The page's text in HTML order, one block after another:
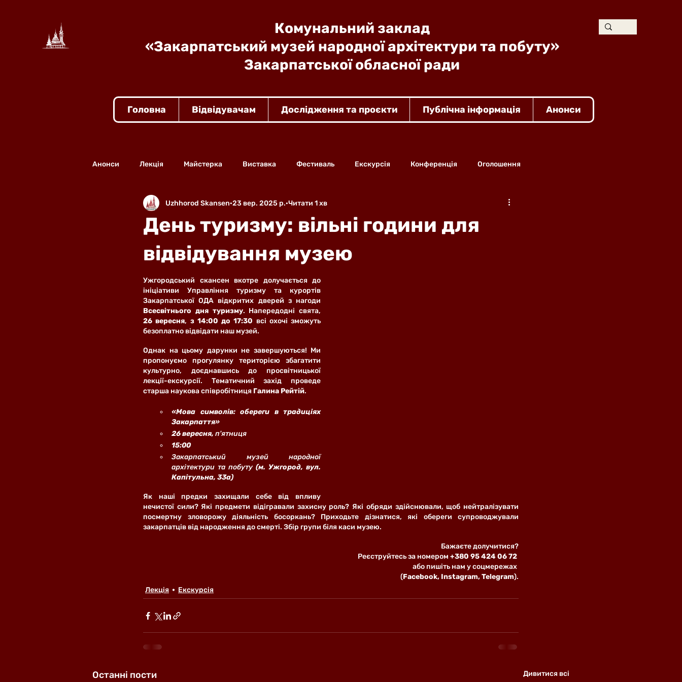
Комунальний заклад
«Закарпатський музей народної архітектури та побуту»
Закарпатської обласної ради
Головна Відвідувачам Дослідження та проєкти Публічна інформація Анонси
Анонси Лекція Майстерка Виставка Фестиваль Екскурсія Конференція Оголошення
День туризму: вільні години для
відвідування музею
Uzhhorod Skansen 23 вер. 2025 р. Читати 1 хв
Ужгородський скансен вкотре долучається до
ініціативи Управління туризму та курортів
Всесвітнього дня туризму
26 вересня, з 14:00 до 17:30 всі охочі зможуть
безоплатно відвідати наш музей.
Однак на цьому дарунки не завершуються! Ми
пропонуємо прогулянку територією збагатити
культурно, доєднавшись до просвітницької
лекції-екскурсії. Тематичний захід проведе
старша наукова співробітниця Галина Рейтій.
«Мова символів: обереги в традиціях
Закарпаття»
26 вересня, п'ятниця
15:00
Закарпатський музей народної
архітектури та побуту (м. Ужгород, вул.
Капітульна, 33а)
Як наші предки захищали себе від впливу
нечистої сили? Які предмети відігравали захисну роль? Які обряди здійснювали, щоб нейтралізувати
посмертну зловорожу діяльність босоркань? Приходьте дізнатися, які обереги супроводжували
закарпатців від народження до смерті. Збір групи біля каси музею.
Бажаєте долучитися?
Реєструйтесь за номером +380 95 424 06 72
або пишіть нам у соцмережах
(Facebook, Instagram, Telegram).
Лекція
Екскурсія
Останні пости Дивитися всі